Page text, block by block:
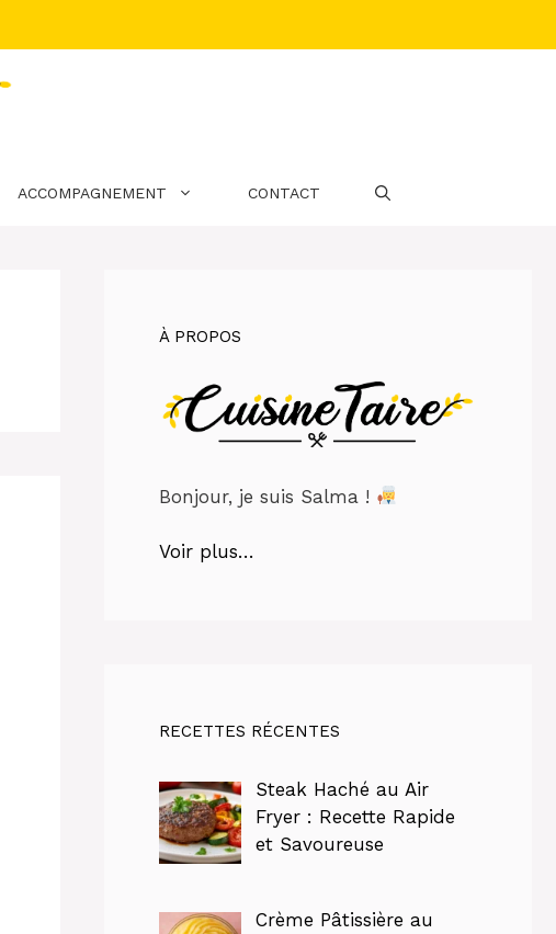
ACCOMPAGNEMENT CONTACT
À PROPOS
Bonjour, je suis Salma !
Voir plus…
RECETTES RÉCENTES
Steak Haché au Air
Fryer : Recette Rapide
et Savoureuse
Crème Pâtissière au